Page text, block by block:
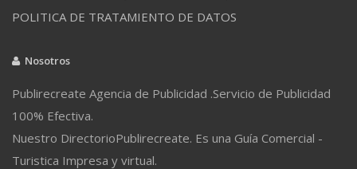
POLITICA DE TRATAMIENTO DE DATOS
Nosotros
Publirecreate Agencia de Publicidad .Servicio de Publicidad
100% Efectiva.
Nuestro DirectorioPublirecreate. Es una Guía Comercial -
Turistica Impresa y virtual.